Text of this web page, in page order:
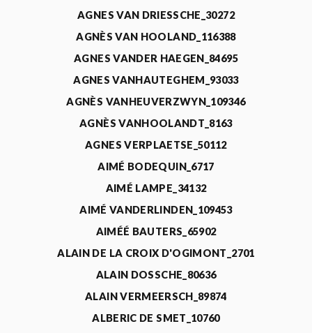
AGNES VAN DRIESSCHE_30272
AGNÈS VAN HOOLAND_116388
AGNES VANDER HAEGEN_84695
AGNES VANHAUTEGHEM_93033
AGNÈS VANHEUVERZWYN_109346
AGNÈS VANHOOLANDT_8163
AGNES VERPLAETSE_50112
AIMÉ BODEQUIN_6717
AIMÉ LAMPE_34132
AIMÉ VANDERLINDEN_109453
AIMÉÉ BAUTERS_65902
ALAIN DE LA CROIX D'OGIMONT_2701
ALAIN DOSSCHE_80636
ALAIN VERMEERSCH_89874
ALBERIC DE SMET_10760